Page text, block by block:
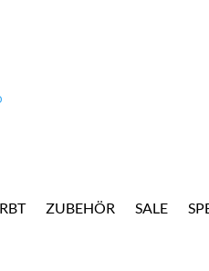
ZUBEHÖR SALE